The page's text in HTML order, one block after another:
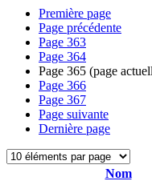
Première page
Page précédente
Page 363
Page 364
Page 365 (page
Page 366
Page 367
Page suivante
Dernière page
Nom